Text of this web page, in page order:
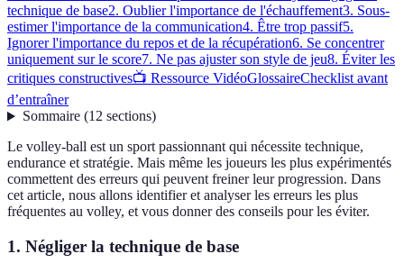
technique de base2. Oublier l'importance de l'échauffement3. Sous-
estimer l'importance de la communication4. Être trop passif5.
Ignorer l'importance du repos et de la récupération6. Se concentrer
uniquement sur le score7. Ne pas ajuster son style de jeu8. Éviter les
critiques constructives📺 Ressource VidéoGlossaireChecklist avant
d’entraîner
Sommaire(12 sections)
Le volley-ball est un sport passionnant qui nécessite technique,
endurance et stratégie. Mais même les joueurs les plus expérimentés
commettent des erreurs qui peuvent freiner leur progression. Dans
cet article, nous allons identifier et analyser les erreurs les plus
fréquentes au volley, et vous donner des conseils pour les éviter.
1. Négliger la technique de base